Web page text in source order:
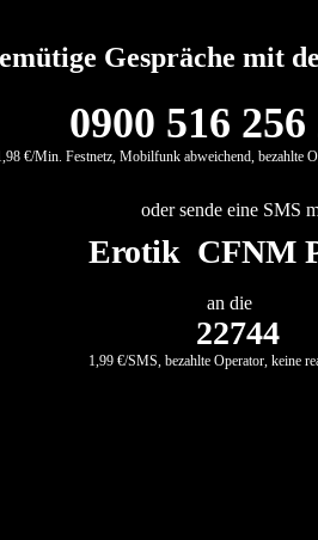
Gespräche mit
0900 516 256
€/Min. Festnetz, Mobilfunk abweichend, bezahlte
oder sende eine SMS
Erotik CFNM
an die
22744
1,99 €/SMS, bezahlte Operator, keine